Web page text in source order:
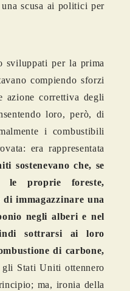
scusa ai politici per
sviluppati per la prima
compiendo sforzi
azione correttiva degli
loro, però, di
i combustibili
era rappresentata
sostenevano che, se
le proprie foreste,
immagazzinare una
negli alberi e nel
sottrarsi ai loro
di carbone,
Stati Uniti ottennero
ma, ironia della